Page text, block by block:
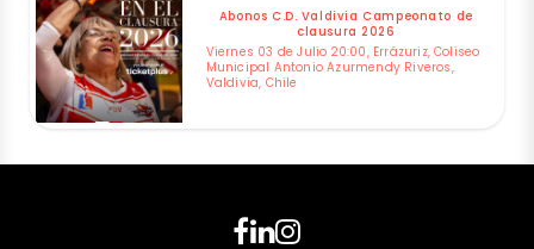
Abonos C.D. Valdivia Campeonato de
clausura 2026
Viernes 03 de Julio 20:00, Errázuriz, Coliseo
Municipal Antonio Azurmendy Riveros,
Valdivia, Chile